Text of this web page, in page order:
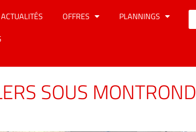
ACTUALITÉS OFFRES
PLANNINGS
SOUS MONTROND